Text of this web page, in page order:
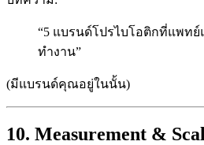
“5 แบรนด์โปรไบโอติกที่แพท
ทำงาน”
(มีแบรนด์คุณอยู่ในนั้น)
10. Measurement &